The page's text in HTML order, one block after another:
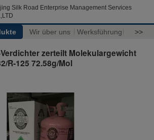
Silk Road Enterprise Management Services
Wir über uns Werksführung >>
zerteilt Molekulargewicht
R-125 72.58g/Mol